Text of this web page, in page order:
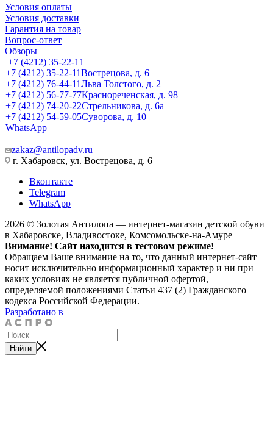
Условия оплаты
Условия доставки
Гарантия на товар
Вопрос-ответ
Обзоры
+7 (4212) 35-22-11
+7 (4212) 35-22-11Вострецова, д. 6
+7 (4212) 76-44-11Льва Толстого, д. 2
+7 (4212) 56-77-77Краснореченская, д. 98
+7 (4212) 74-20-22Стрельникова, д. 6а
+7 (4212) 54-59-05Суворова, д. 10
WhatsApp
zakaz@antilopadv.ru
г. Хабаровск, ул. Вострецова, д. 6
Вконтакте
Telegram
WhatsApp
2026 © Золотая Антилопа — интернет-магазин детской обуви
в Хабаровске, Владивостоке, Комсомольске-на-Амуре
Внимание! Сайт находится в тестовом режиме!
Обращаем Ваше внимание на то, что данный интернет-сайт
носит исключительно информационный характер и ни при
каких условиях не является публичной офертой,
определяемой положениями Статьи 437 (2) Гражданского
кодекса Российской Федерации.
Разработано в
Найти